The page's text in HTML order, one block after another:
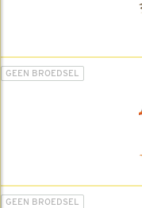
GEEN BROEDSEL
GEEN BROEDSEL